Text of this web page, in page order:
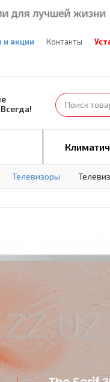
и акции Контакты
Телевизоры